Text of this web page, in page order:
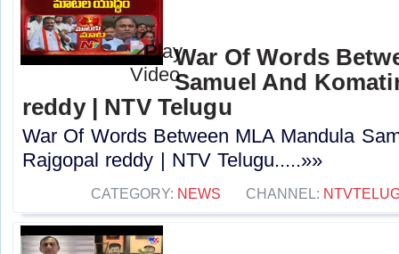
War Of Words
Samuel And
reddy | NTV Telugu
War Of Words Between MLA Mandula
Rajgopal reddy | NTV Telugu.....»»
CATEGORY: NEWS CHANNEL: